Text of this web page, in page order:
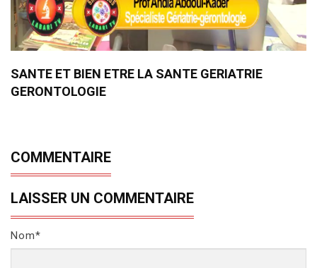
SANTE ET BIEN ETRE LA SANTE GERIATRIE
GERONTOLOGIE
COMMENTAIRE
LAISSER UN COMMENTAIRE
Nom*